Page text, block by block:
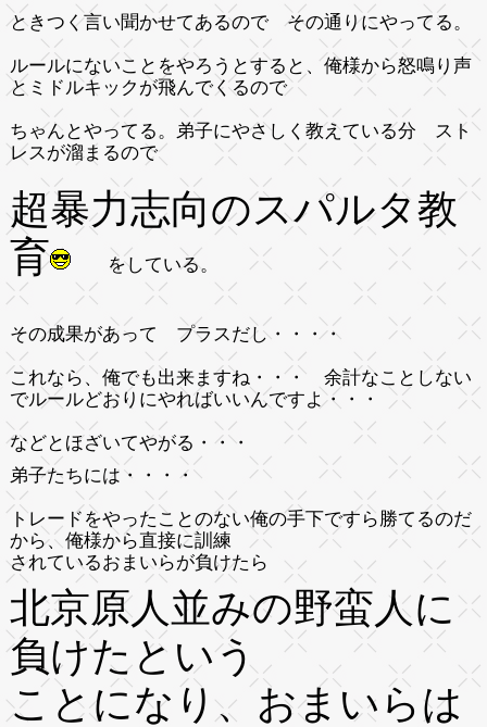
ときつく言い聞かせてあるので その通りにやってる。
ルールにないことをやろうとすると、俺様から怒鳴り声
とミドルキックが飛んでくるので
ちゃんとやってる。弟子にやさしく教えている分 スト
レスが溜まるので
超暴力志向のスパルタ教
育
をしている。
その成果があって プラスだし・・・・
これなら、俺でも出来ますね・・・ 余計なことしない
でルールどおりにやればいいんですよ・・・
などとほざいてやがる・・・
弟子たちには・・・・
トレードをやったことのない俺の手下ですら勝てるのだ
から、俺様から直接に訓練
されているおまいらが負けたら
北京原人並みの野蛮人に
負けたという
ことになり、おまいらは